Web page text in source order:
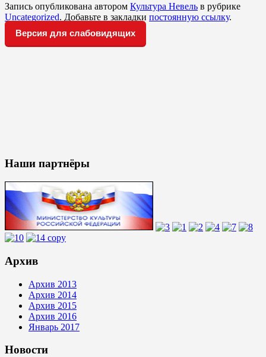
Запись опубликована автором Культура Невель в рубрике
Uncategorized. Добавьте в закладки постоянную ссылку.
Версия для слабовидящих
Наши партнёры
Архив
Архив 2013
Архив 2014
Архив 2015
Архив 2016
Январь 2017
Новости